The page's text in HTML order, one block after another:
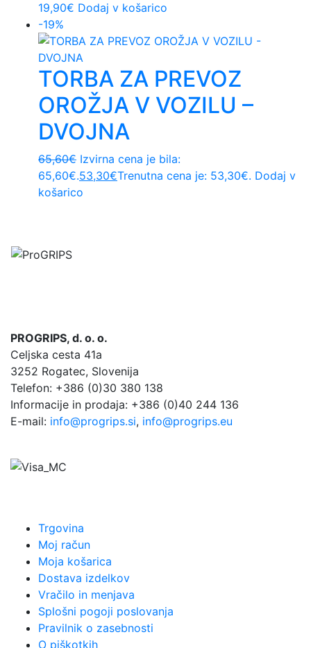
19,90€ Dodaj v košarico
-19%
TORBA ZA PREVOZ
OROŽJA V VOZILU –
DVOJNA
65,60€ Izvirna cena je bila:
65,60€.53,30€Trenutna cena je: 53,30€. Dodaj v
košarico
PROGRIPS, d. o. o.
Celjska cesta 41a
3252 Rogatec, Slovenija
Telefon: +386 (0)30 380 138
Informacije in prodaja: +386 (0)40 244 136
E-mail: info@progrips.si, info@progrips.eu
Trgovina
Moj račun
Moja košarica
Dostava izdelkov
Vračilo in menjava
Splošni pogoji poslovanja
Pravilnik o zasebnosti
O piškotkih